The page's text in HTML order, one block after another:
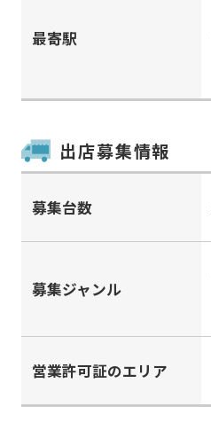
最寄駅
出店募集情報
募集台数
募集ジャンル
営業許可証のエリア